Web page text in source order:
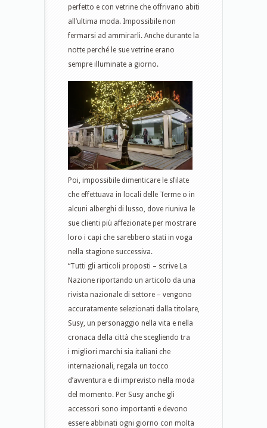
perfetto e con vetrine che offrivano abiti
all’ultima moda. Impossibile non
fermarsi ad ammirarli. Anche durante la
notte perché le sue vetrine erano
sempre illuminate a giorno.
Poi, impossibile dimenticare le sfilate
che effettuava in locali delle Terme o in
alcuni alberghi di lusso, dove riuniva le
sue clienti più affezionate per mostrare
loro i capi che sarebbero stati in voga
nella stagione successiva.
“Tutti gli articoli proposti – scrive La
Nazione riportando un articolo da una
rivista nazionale di settore – vengono
accuratamente selezionati dalla titolare,
Susy, un personaggio nella vita e nella
cronaca della città che scegliendo tra
i migliori marchi sia italiani che
internazionali, regala un tocco
d’avventura e di imprevisto nella moda
del momento. Per Susy anche gli
accessori sono importanti e devono
essere abbinati ogni giorno con molta